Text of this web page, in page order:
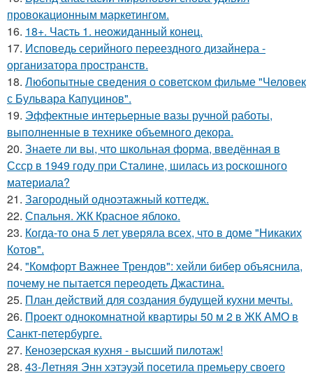
провокационным маркетингом.
16. 18+. Часть 1. неожиданный конец.
17. Исповедь серийного переездного дизайнера -
организатора пространств.
18. Любопытные сведения о советском фильме "Человек
с Бульвара Капуцинов".
19. Эффектные интерьерные вазы ручной работы,
выполненные в технике объемного декора.
20. Знаете ли вы, что школьная форма, введённая в
Ссср в 1949 году при Сталине, шилась из роскошного
материала?
21. Загородный одноэтажный коттедж.
22. Спальня. ЖК Красное яблоко.
23. Когда-то она 5 лет уверяла всех, что в доме "Никаких
Котов".
24. "Комфорт Важнее Трендов": хейли бибер объяснила,
почему не пытается переодеть Джастина.
25. План действий для создания будущей кухни мечты.
26. Проект однокомнатной квартиры 50 м 2 в ЖК АМО в
Санкт-петербурге.
27. Кенозерская кухня - высший пилотаж!
28. 43-Летняя Энн хэтэуэй посетила премьеру своего